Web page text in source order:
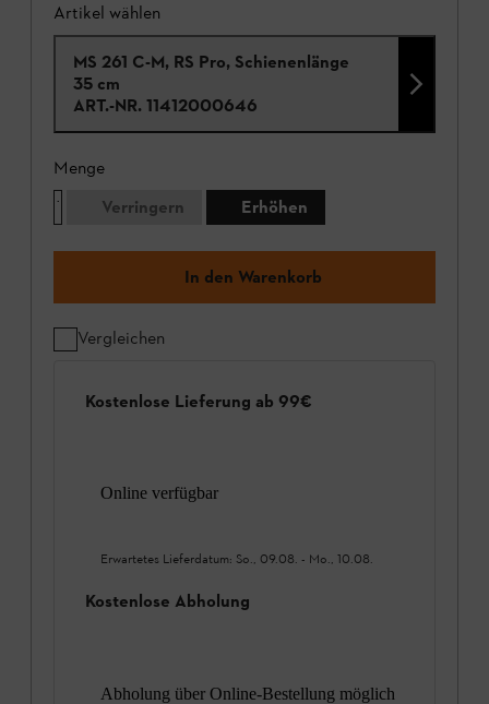
Artikel wählen
MS 261 C-M, RS Pro, Schienenlänge
35 cm
ART.-NR. 11412000646
Menge
Verringern
Erhöhen
In den Warenkorb
Vergleichen
Kostenlose Lieferung ab 99€
Online verfügbar
Erwartetes Lieferdatum: So., 09.08. - Mo., 10.08.
Kostenlose Abholung
Abholung über Online-Bestellung möglich